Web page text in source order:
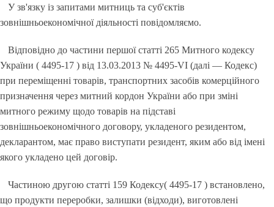
У зв'язку із запитами митниць та суб'єктів
зовнішньоекономічної діяльності повідомляємо.
Відповідно до частини першої статті 265 Митного кодексу
України ( 4495-17 ) від 13.03.2013 № 4495-VI (далі — Кодекс)
при переміщенні товарів, транспортних засобів комерційного
призначення через митний кордон України або при зміні
митного режиму щодо товарів на підставі
зовнішньоекономічного договору, укладеного резидентом,
декларантом, має право виступати резидент, яким або від імені
якого укладено цей договір.
Частиною другою статті 159 Кодексу( 4495-17 ) встановлено,
що продукти переробки, залишки (відходи), виготовлені